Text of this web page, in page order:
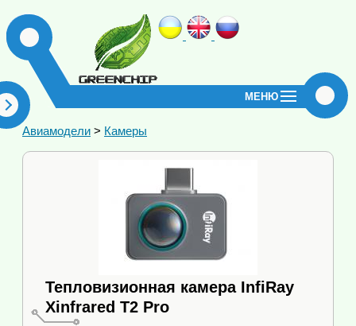
МЕНЮ
Авиамодели > Камеры
Тепловизионная камера InfiRay
Xinfrared T2 Pro